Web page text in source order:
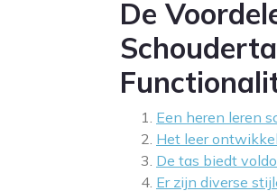
De
Een heren leren
Het leer
De tas biedt
Er zijn diverse